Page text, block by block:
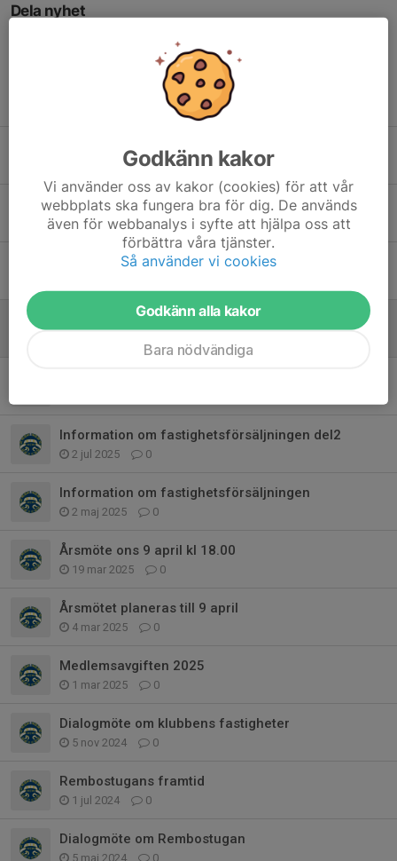
Dela nyhet
Material inför Årsmöte
6 apr, 19:44 0
Årsmöte Rembo Idrottsklubb 2026-04-12
17 mar, 20:19 0
Medlemsavgift 2026
Begränsing av spåret vid Fridhem
Information om fastighetsförsäljningen del2
2 jul 2025 0
Information om fastighetsförsäljningen
2 maj 2025 0
Årsmöte ons 9 april kl 18.00
19 mar 2025 0
Årsmötet planeras till 9 april
4 mar 2025 0
Medlemsavgiften 2025
1 mar 2025 0
Dialogmöte om klubbens fastigheter
5 nov 2024 0
Rembostugans framtid
1 jul 2024 0
Dialogmöte om Rembostugan
5 maj 2024 0
Godkänn kakor
Vi använder oss av kakor (cookies) för att vår
webbplats ska fungera bra för dig. De används
även för webbanalys i syfte att hjälpa oss att
förbättra våra tjänster.
Så använder vi cookies
Godkänn alla kakor
Bara nödvändiga